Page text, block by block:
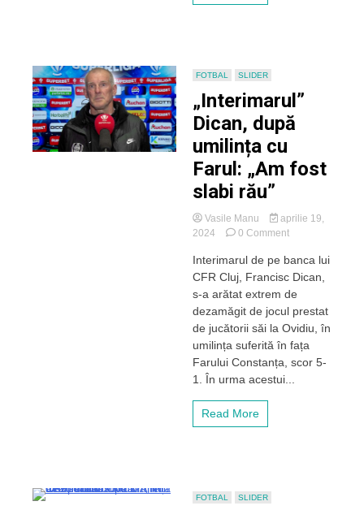
fie
rușine”
FOTBAL SLIDER
„Interimarul”
Dican, după
umilința cu
Farul: „Am fost
slabi rău”
Vasile Manu
aprilie 19,
2024
0 Commenton
Dican,
după
umilința
cu
Farul:
„Am
fost
slabi
Interimarul de pe banca lui
CFR Cluj, Francisc Dican,
s-a arătat extrem de
dezamăgit de jocul prestat
de jucătorii săi la Ovidiu, în
umilința suferită în fața
Farului Constanța, scor 5-
1. În urma acestui...
Read More
FOTBAL SLIDER